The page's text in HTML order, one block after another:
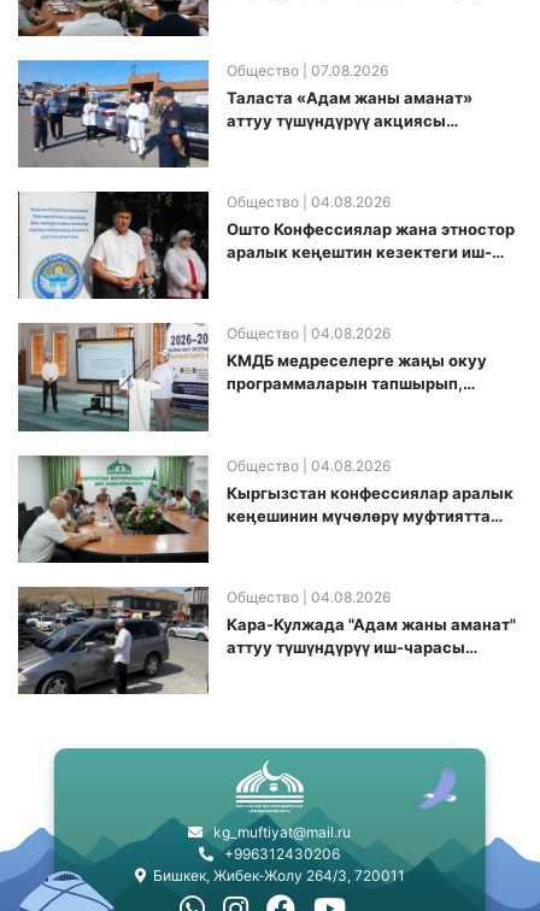
Общество | 07.08.2026
Таласта «Адам жаны аманат»
аттуу түшүндүрүү акциясы
Общество | 04.08.2026
Ошто Конфессиялар жана этностор
аралык кеңештин кезектеги иш-
Общество | 04.08.2026
КМДБ медреселерге жаңы окуу
программаларын тапшырып,
Общество | 04.08.2026
Кыргызстан конфессиялар аралык
кеӊешинин мүчөлөрү муфтиятта
Общество | 04.08.2026
Кара-Кулжада "Адам жаны аманат"
аттуу түшүндүрүү иш-чарасы
kg_muftiyat@mail.ru
+996312430206
Бишкек, Жибек-Жолу 264/3, 720011